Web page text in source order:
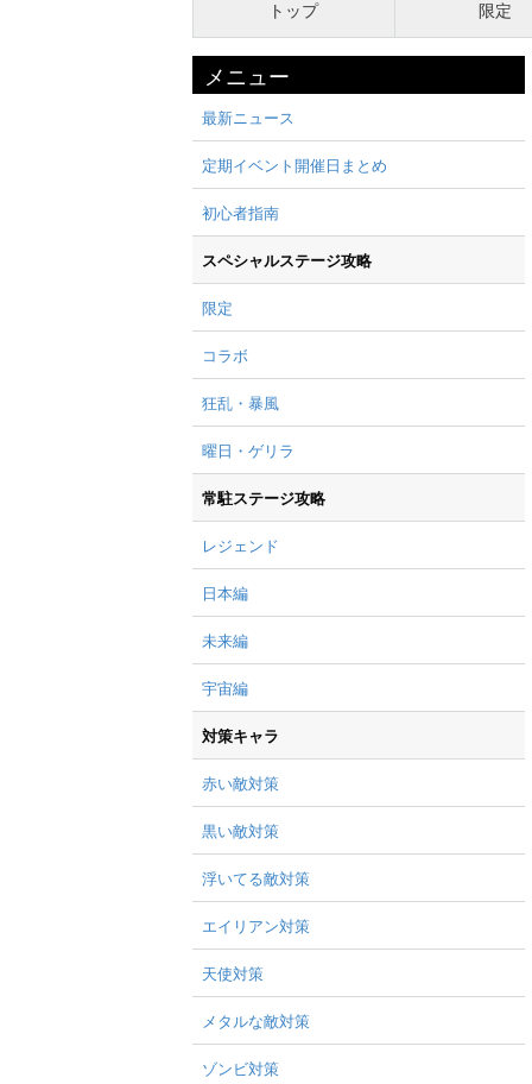
トップ 限定
メニュー
最新ニュース
定期イベント開催日まとめ
初心者指南
スペシャルステージ攻略
限定
コラボ
狂乱・暴風
曜日・ゲリラ
常駐ステージ攻略
レジェンド
日本編
未来編
宇宙編
対策キャラ
赤い敵対策
黒い敵対策
浮いてる敵対策
エイリアン対策
天使対策
メタルな敵対策
ゾンビ対策